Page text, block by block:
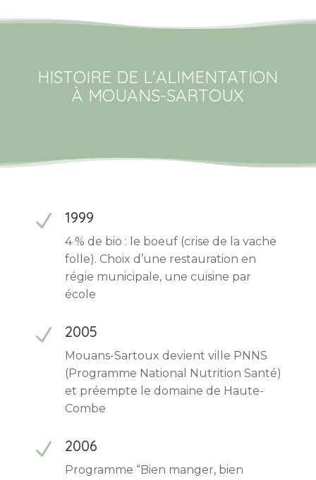
HISTOIRE DE L'ALIMENTATION
À MOUANS-SARTOUX
N 1999
4 % de bio : le boeuf (crise de la vache
folle). Choix d’une restauration en
régie municipale, une cuisine par
école
N 2005
Mouans-Sartoux devient ville PNNS
(Programme National Nutrition Santé)
et préempte le domaine de Haute-
Combe
N 2006
Programme “Bien manger, bien